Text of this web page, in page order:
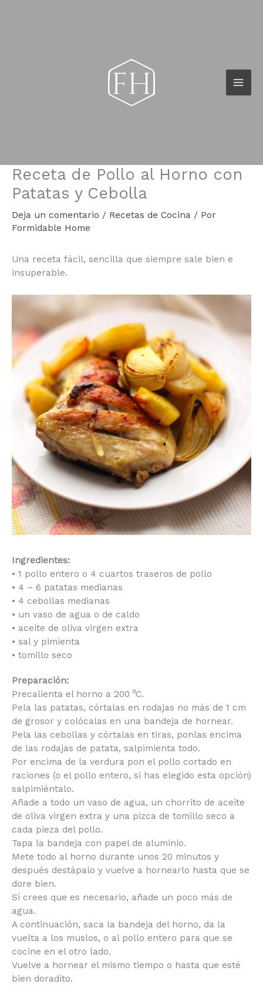
Receta de Pollo al Horno con
Patatas y Cebolla
Deja un comentario / Recetas de Cocina / Por
Formidable Home
Una receta fácil, sencilla que siempre sale bien e
insuperable.
• 1 pollo entero o 4 cuartos traseros de pollo
• 4 – 6 patatas medianas
• 4 cebollas medianas
• un vaso de agua o de caldo
• aceite de oliva virgen extra
• sal y pimienta
• tomillo seco
Precalienta el horno a 200 ⁰C.
Pela las patatas, córtalas en rodajas no más de 1
cm de grosor y colócalas en una bandeja de
hornear.
Pela las cebollas y córtalas en tiras, ponlas encima
de las rodajas de patata, salpimienta todo.
Por encima de la verdura pon el pollo cortado en
raciones (o el pollo entero, si has elegido esta
opción) salpimiéntalo.
Añade a todo un vaso de agua, un chorrito de
aceite de oliva virgen extra y una pizca de tomillo
seco a cada pieza del pollo.
Tapa la bandeja con papel de aluminio.
Mete todo al horno durante unos 20 minutos y
después destápalo y vuelve a hornearlo hasta que
se dore bien.
Si crees que es necesario, añade un poco más de
agua.
A continuación, saca la bandeja del horno, da la
vuelta a los muslos, o al pollo entero para que se
cocine en el otro lado.
Vuelve a hornear el mismo tiempo o hasta que esté
bien doradito.